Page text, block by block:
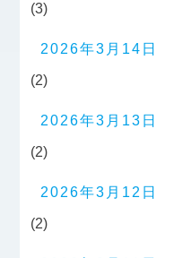
(3)
2026年3月14日
(2)
2026年3月13日
(2)
2026年3月12日
(2)